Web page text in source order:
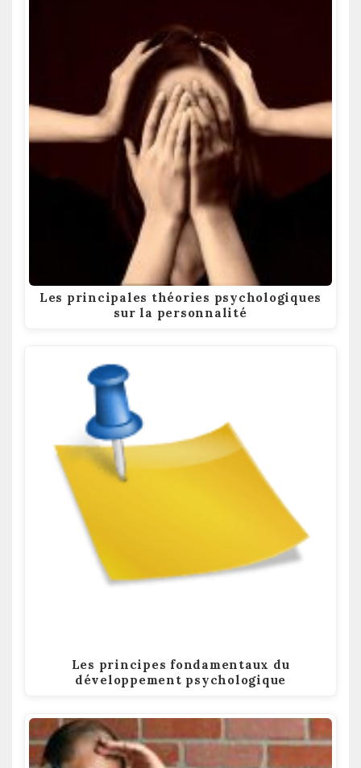
Les principales théories psychologiques
sur la personnalité
Les principes fondamentaux du
développement psychologique